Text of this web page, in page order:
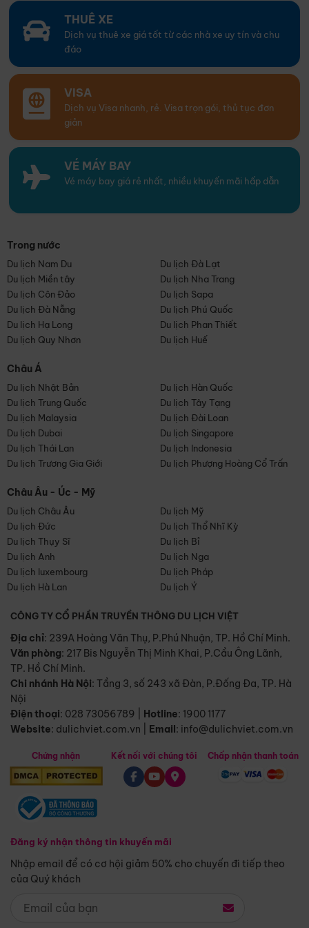
THUÊ XE
Dịch vụ thuê xe giá tốt từ các nhà xe uy tín và chu
đáo
VISA
Dịch vụ Visa nhanh, rẻ. Visa trọn gói, thủ tục đơn
giản
VÉ MÁY BAY
Vé máy bay giá rẻ nhất, nhiều khuyến mãi hấp dẫn
Trong nước
Du lịch Nam Du
Du lịch Đà Lạt
Du lịch Miền tây
Du lịch Nha Trang
Du lịch Côn Đảo
Du lịch Sapa
Du lịch Đà Nẵng
Du lịch Phú Quốc
Du lịch Hạ Long
Du lịch Phan Thiết
Du lịch Quy Nhơn
Du lịch Huế
Châu Á
Du lịch Nhật Bản
Du lịch Hàn Quốc
Du lịch Trung Quốc
Du lịch Tây Tạng
Du lịch Malaysia
Du lịch Đài Loan
Du lịch Dubai
Du lịch Singapore
Du lịch Thái Lan
Du lịch Indonesia
Du lịch Trương Gia Giới
Du lịch Phượng Hoàng Cổ Trấn
Châu Âu - Úc - Mỹ
Du lịch Châu Âu
Du lịch Mỹ
Du lịch Đức
Du lịch Thổ Nhĩ Kỳ
Du lịch Thụy Sĩ
Du lịch Bỉ
Du lịch Anh
Du lịch Nga
Du lịch luxembourg
Du lịch Pháp
Du lịch Hà Lan
Du lịch Ý
CÔNG TY CỔ PHẦN TRUYỀN THÔNG DU LỊCH VIỆT
Địa chỉ: 239A Hoàng Văn Thụ, P.Phú Nhuận, TP. Hồ Chí Minh.
Văn phòng: 217 Bis Nguyễn Thị Minh Khai, P.Cầu Ông Lãnh,
TP. Hồ Chí Minh.
Chi nhánh Hà Nội: Tầng 3, số 243 xã Đàn, P.Đống Đa, TP. Hà
Nội
Điện thoại: 028 73056789 Hotline: 1900 1177
Website: dulichviet.com.vn Email: info@dulichviet.com.vn
Chứng nhận
Đăng ký nhận thông tin khuyến mãi
Nhập email để có cơ hội giảm 50% cho chuyến đi tiếp theo
của Quý khách
Kết nối với chúng tôi Chấp nhận thanh toán